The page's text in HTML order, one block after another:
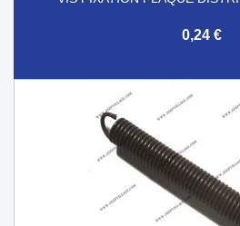
0,24 €